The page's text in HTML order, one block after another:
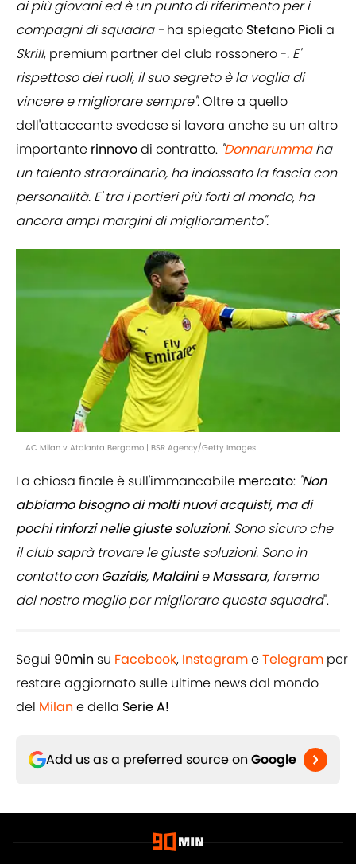
ai più giovani ed è un punto di riferimento per i
compagni di squadra -ha spiegato Stefano Pioli a
Skrill, premium partner del club rossonero -. E'
rispettoso dei ruoli, il suo segreto è la voglia di
vincere e migliorare sempre".Oltre a quello
dell'attaccante svedese si lavora anche su un altro
importante rinnovodi contratto. "Donnarummaha
un talento straordinario, ha indossato la fascia con
personalità. E' tra i portieri più forti al mondo, ha
ancora ampi margini di miglioramento".
AC Milan v Atalanta Bergamo | BSR Agency/Getty Images
La chiosa finale è sull'immancabile mercato: "Non
abbiamo bisogno di molti nuovi acquisti, ma di
pochi rinforzi nelle giuste soluzioni. Sono sicuro che
il club saprà trovare le giuste soluzioni. Sono in
contatto con Gazidis, MaldinieMassara, faremo
del nostro meglio per migliorare questa squadra".
Segui 90min su Facebook, InstagrameTelegram per
restare aggiornato sulle ultime news dal mondo
del Milan e della Serie A!
Add us as a preferred source on Google